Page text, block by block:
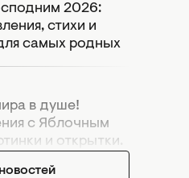
2026:
стихи и
самых родных
в душе!
с Яблочным
и открытки.